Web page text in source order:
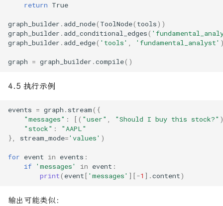
return True
graph_builder . add_node( ToolNode( tools))
graph_builder . add_conditional_edges(
graph_builder . add_edge( 'tools' , 'fundamental_analyst'
graph = graph_builder .compile()
4.5 执行示例
events = graph . stream({
"messages" : [( "user" , "Should I buy this stock?"
"stock" :
"AAPL"
},
stream_mode='values' )
for event in events :
if 'messages' in event :
print( event [ 'messages' ][-1 ] .content)
输出可能类似：